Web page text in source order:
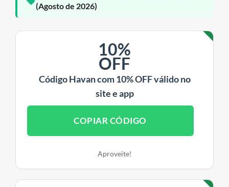
(Agosto de 2026)
10%
OFF
Código Havan com 10% OFF válido no
site e app
COPIAR CÓDIGO
Aproveite!